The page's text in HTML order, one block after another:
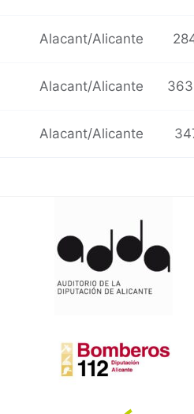
Alacant/Alicante
Alacant/Alicante
Alacant/Alicante